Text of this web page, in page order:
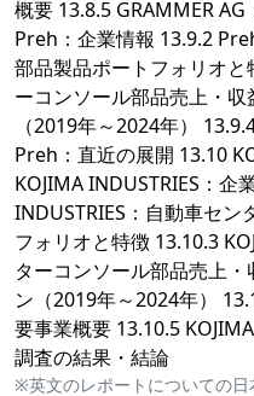
概要 13.8.5 GRAMMER
Preh：企業情報 13.9.2
部品製品ポートフォリオ
ーコンソール部品売上・
（2019年～2024年）
Preh：直近の展開 13.10
KOJIMA INDUSTRIES：企
INDUSTRIES：自動車セン
フォリオと特徴 13.10.3
ターコンソール部品売上
ン（2019年～2024年）
要事業概要 13.10.5
調査の結果・結論
※英文のレポートについての